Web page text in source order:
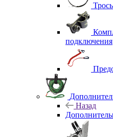
подключения
Назад